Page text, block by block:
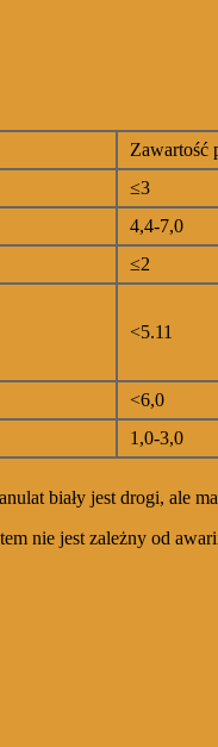
Zawartość
≤3
4,4-7,0
≤2
<5.11
<6,0
1,0-3,0
biały jest drogi, ale
nie jest zależny od